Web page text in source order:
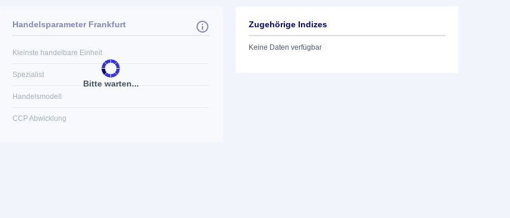
Bitte warten...
Handelsparameter Frankfurt
Kleinste handelbare Einheit
Spezialist
Handelsmodell
CCP Abwicklung
Zugehörige Indizes
Keine Daten verfügbar